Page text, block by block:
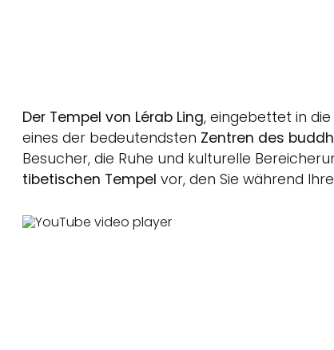
Der Tempel von Lérab Ling, eingebettet in
eines der bedeutendsten Zentren des
Besucher, die Ruhe und kulturelle
tibetischen Tempel vor, den Sie während